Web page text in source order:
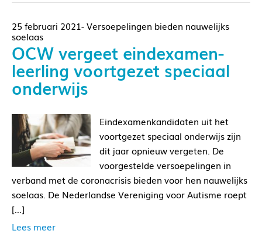
25 februari 2021- Versoepelingen bieden nauwelijks
soelaas
OCW vergeet eindexamen-
leerling voortgezet speciaal
onderwijs
Eindexamenkandidaten uit het
voortgezet speciaal onderwijs zijn
dit jaar opnieuw vergeten. De
voorgestelde versoepelingen in
verband met de coronacrisis bieden voor hen nauwelijks
soelaas. De Nederlandse Vereniging voor Autisme roept
[…]
Lees meer